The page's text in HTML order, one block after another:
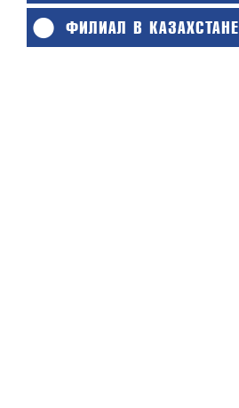
ФИЛИАЛ В КАЗАХСТАНЕ